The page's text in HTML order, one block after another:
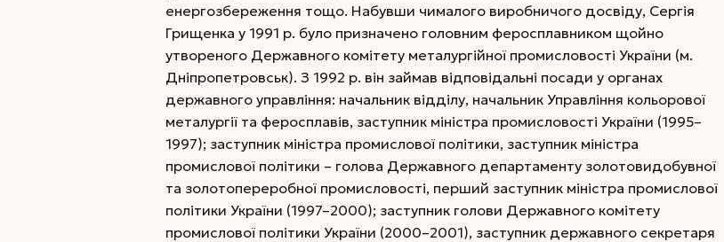
енергозбереження тощо. Набувши чималого виробничого досвіду, Сергія
Грищенка у 1991 р. було призначено головним феросплавником щойно
утвореного Державного комітету металургійної промисловості України (м.
Дніпропетровськ). З 1992 р. він займав відповідальні посади у органах
державного управління: начальник відділу, начальник Управління кольорової
металургії та феросплавів, заступник міністра промисловості України (1995–
1997); заступник міністра промислової політики, заступник міністра
промислової політики – голова Державного департаменту золотовидобувної
та золотопереробної промисловості, перший заступник міністра промислової
політики України (1997–2000); заступник голови Державного комітету
промислової політики України (2000–2001), заступник державного секретаря